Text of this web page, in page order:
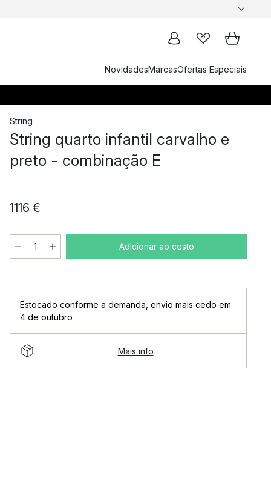
NovidadesMarcasOfertas Especiais
String
String quarto infantil carvalho e
preto - combinação E
1116 €
Adicionar ao cesto
Estocado conforme a demanda envio mais cedo em
4 de outubro
Mais info